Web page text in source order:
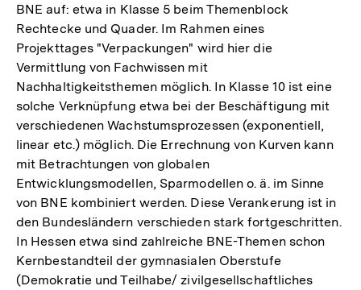
BNE auf: etwa in Klasse 5 beim Themenblock
Rechtecke und Quader. Im Rahmen eines
Projekttages "Verpackungen" wird hier die
Vermittlung von Fachwissen mit
Nachhaltigkeitsthemen möglich. In Klasse 10 ist eine
solche Verknüpfung etwa bei der Beschäftigung mit
verschiedenen Wachstumsprozessen (exponentiell,
linear etc.) möglich. Die Errechnung von Kurven kann
mit Betrachtungen von globalen
Entwicklungsmodellen, Sparmodellen o. ä. im Sinne
von BNE kombiniert werden. Diese Verankerung ist in
den Bundesländern verschieden stark fortgeschritten.
In Hessen etwa sind zahlreiche BNE-Themen schon
Kernbestandteil der gymnasialen Oberstufe
(Demokratie und Teilhabe/ zivilgesellschaftliches